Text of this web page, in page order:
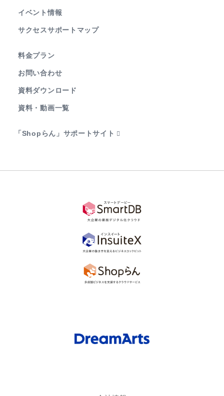
イベント情報
サクセスサポートマップ
料金プラン
お問い合わせ
資料ダウンロード
資料・動画一覧
「Shopらん」サポートサイト